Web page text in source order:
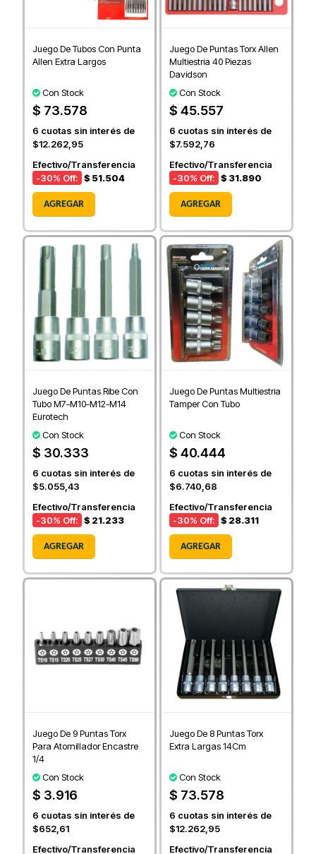
Juego De Tubos Con Punta
Allen Extra Largos
Con Stock
$ 73.578
6 cuotas sin interés de
$12.262,95
Efectivo/Transferencia
-30% Off: $ 51.504
AGREGAR
Juego De Puntas Torx Allen
Multiestria 40 Piezas
Davidson
Con Stock
$ 45.557
6 cuotas sin interés de
$7.592,76
Efectivo/Transferencia
-30% Off: $ 31.890
AGREGAR
Juego De Puntas Ribe Con
Tubo M7-M10-M12-M14
Eurotech
Con Stock
$ 30.333
6 cuotas sin interés de
$5.055,43
Efectivo/Transferencia
-30% Off: $ 21.233
AGREGAR
Juego De Puntas Multiestria
Tamper Con Tubo
Con Stock
$ 40.444
6 cuotas sin interés de
$6.740,68
Efectivo/Transferencia
-30% Off: $ 28.311
AGREGAR
Juego De 9 Puntas Torx
Para Atornillador Encastre
1/4
Con Stock
$ 3.916
6 cuotas sin interés de
$652,61
Efectivo/Transferencia
Juego De 8 Puntas Torx
Extra Largas 14Cm
Con Stock
$ 73.578
6 cuotas sin interés de
$12.262,95
Efectivo/Transferencia